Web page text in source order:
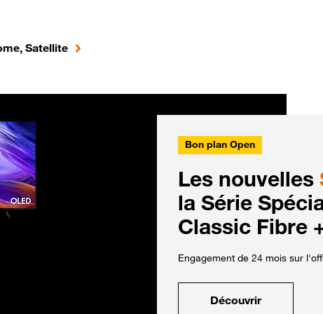
Satellite
Bon plan Open
Les nouvelles
la Série
Classic Fibre
Engagement de 24 mois sur
Découvrir